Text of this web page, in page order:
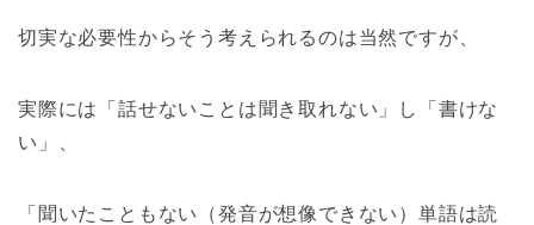
切実な必要性からそう考えられるのは当然ですが、
実際には「話せないことは聞き取れない」し「書けな
い」、
「聞いたこともない（発音が想像できない）単語は読